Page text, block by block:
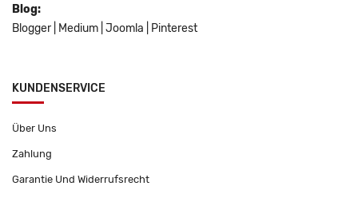
Blog:
Blogger
Medium Joomla Pinterest
KUNDENSERVICE
Über Uns
Zahlung
Garantie Und Widerrufsrecht